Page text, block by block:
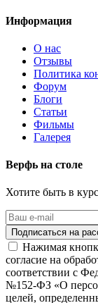
Информация
О нас
Отзывы
Политика
Форум
Блоги
Статьи
Фильмы
Галерея
Верфь на столе
Хотите быть в
Нажимая
согласие на
соответствии с
№152-ФЗ «О
целей,